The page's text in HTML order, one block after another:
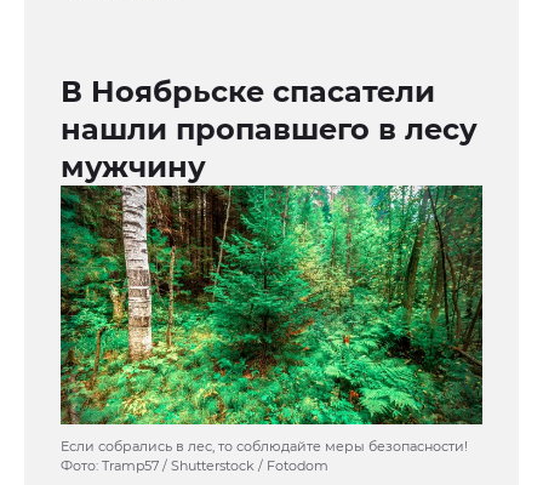
В Ноябрьске спасатели
нашли пропавшего в лесу
мужчину
Если собрались в лес, то соблюдайте меры безопасности!
Фото: Tramp57 / Shutterstock / Fotodom